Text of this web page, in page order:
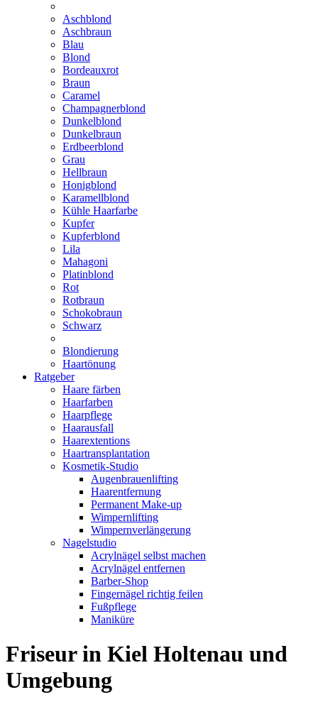
Aschblond
Aschbraun
Blau
Blond
Bordeauxrot
Braun
Caramel
Champagnerblond
Dunkelblond
Dunkelbraun
Erdbeerblond
Grau
Hellbraun
Honigblond
Karamellblond
Kühle Haarfarbe
Kupfer
Kupferblond
Lila
Mahagoni
Platinblond
Rot
Rotbraun
Schokobraun
Schwarz
Blondierung
Haartönung
Ratgeber
Haare färben
Haarfarben
Haarpflege
Haarausfall
Haarextentions
Haartransplantation
Kosmetik-Studio
Augenbrauenlifting
Haarentfernung
Permanent Make-up
Wimpernlifting
Wimpernverlängerung
Nagelstudio
Acrylnägel selbst machen
Acrylnägel entfernen
Barber-Shop
Fingernägel richtig feilen
Fußpflege
Maniküre
Friseur in Kiel Holtenau und
Umgebung